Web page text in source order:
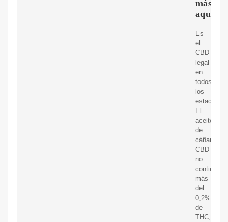
más
aquí
Es
el
CBD
legal
en
todos
los
estados?
El
aceite
de
cáñamo
CBD
no
contiene
más
del
0,2%
de
THC,